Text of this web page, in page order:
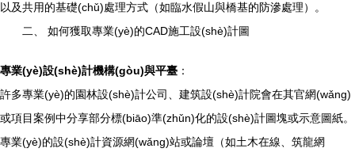
以及共用的基礎(chǔ)處理方式（如臨水假山與橋基的防滲處理）。
二、 如何獲取專業(yè)的CAD施工設(shè)計圖
專業(yè)設(shè)計機構(gòu)與平臺 ：
許多專業(yè)的園林設(shè)計公司、建筑設(shè)計院會在其官網(wǎng)
或項目案例中分享部分標(biāo)準(zhǔn)化的設(shè)計圖塊或示意圖紙。
專業(yè)的設(shè)計資源網(wǎng)站或論壇（如土木在線、筑龍網